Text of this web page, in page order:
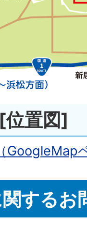
置図]
GoogleMap
するお